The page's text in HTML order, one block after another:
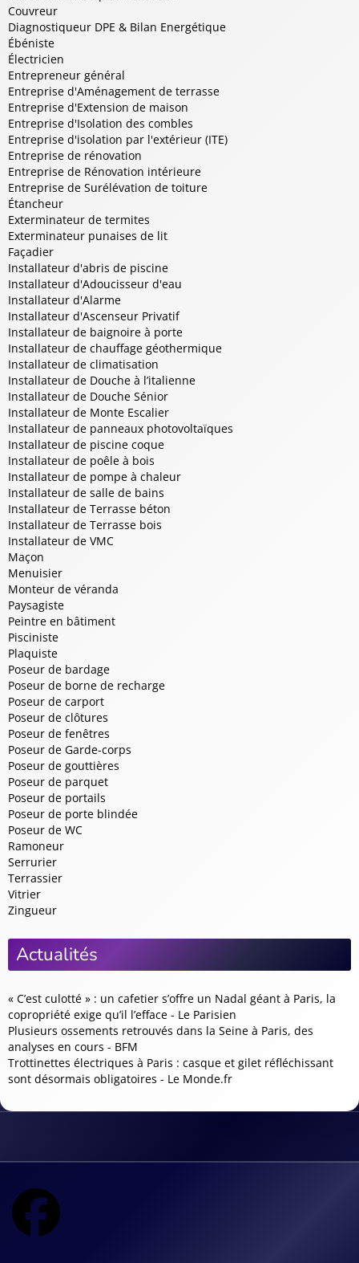
Couvreur
Diagnostiqueur DPE & Bilan Energétique
Ébéniste
Électricien
Entrepreneur général
Entreprise d'Aménagement de terrasse
Entreprise d'Extension de maison
Entreprise d'Isolation des combles
Entreprise d'isolation par l'extérieur (ITE)
Entreprise de rénovation
Entreprise de Rénovation intérieure
Entreprise de Surélévation de toiture
Étancheur
Exterminateur de termites
Exterminateur punaises de lit
Façadier
Installateur d'abris de piscine
Installateur d'Adoucisseur d'eau
Installateur d'Alarme
Installateur d'Ascenseur Privatif
Installateur de baignoire à porte
Installateur de chauffage géothermique
Installateur de climatisation
Installateur de Douche à l’italienne
Installateur de Douche Sénior
Installateur de Monte Escalier
Installateur de panneaux photovoltaïques
Installateur de piscine coque
Installateur de poêle à bois
Installateur de pompe à chaleur
Installateur de salle de bains
Installateur de Terrasse béton
Installateur de Terrasse bois
Installateur de VMC
Maçon
Menuisier
Monteur de véranda
Paysagiste
Peintre en bâtiment
Pisciniste
Plaquiste
Poseur de bardage
Poseur de borne de recharge
Poseur de carport
Poseur de clôtures
Poseur de fenêtres
Poseur de Garde-corps
Poseur de gouttières
Poseur de parquet
Poseur de portails
Poseur de porte blindée
Poseur de WC
Ramoneur
Serrurier
Terrassier
Vitrier
Zingueur
Actualités
« C’est culotté » : un cafetier s’offre un Nadal géant à Paris, la
copropriété exige qu’il l’efface - Le Parisien
Plusieurs ossements retrouvés dans la Seine à Paris, des
analyses en cours - BFM
Trottinettes électriques à Paris : casque et gilet réfléchissant
sont désormais obligatoires - Le Monde.fr